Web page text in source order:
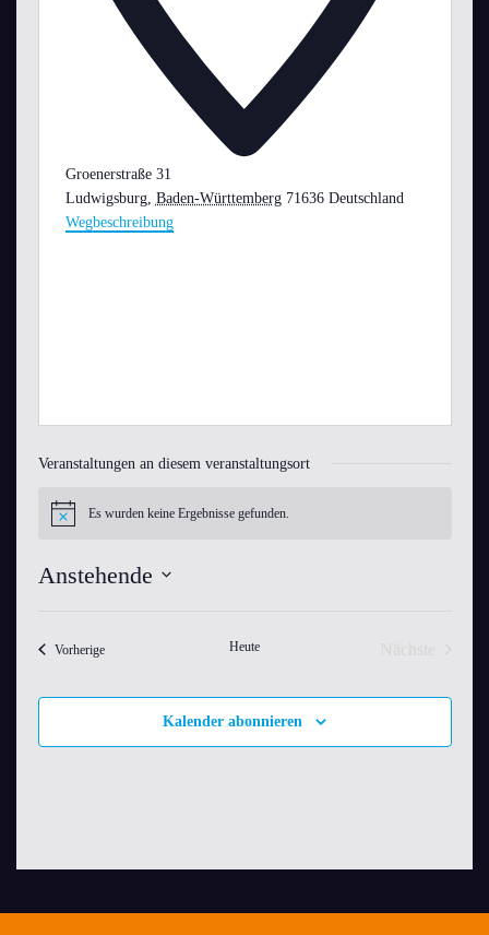
Groenerstraße 31
Ludwigsburg, Baden-Württemberg 71636 Deutschland
Wegbeschreibung
Veranstaltungen an diesem veranstaltungsort
HinweisEs wurden keine Ergebnisse gefunden.
Anstehende
VorherigeVeranstaltungen Heute
Kalender abonnieren